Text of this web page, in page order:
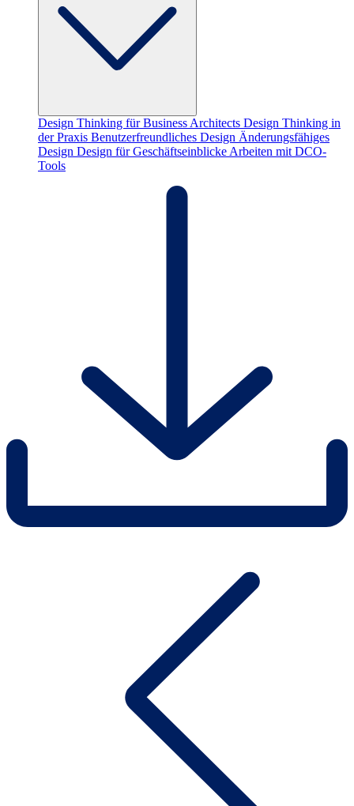
Design Thinking für Business Architects Design Thinking in
der Praxis Benutzerfreundliches Design Änderungsfähiges
Design Design für Geschäftseinblicke Arbeiten mit DCO-
Tools